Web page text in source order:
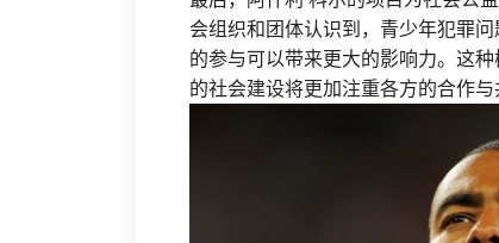
会组织和团体认识到，青少年犯罪
的参与可以带来更大的影响力。这
的社会建设将更加注重各方的合作与